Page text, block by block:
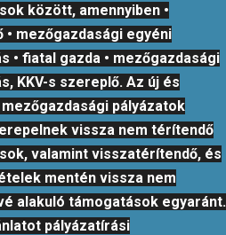
között, amennyiben •
• mezőgazdasági egyéni
• fiatal gazda • mezőgazdasági
KKV-s szereplő. Az új és
pályázatok
vissza nem térítendő
valamint visszatérítendő, és
mentén vissza nem
alakuló támogatások egyaránt.
pályázatírási